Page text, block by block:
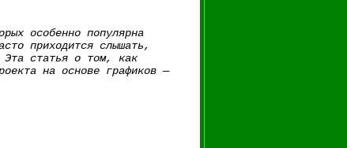
особенно популярна
приходится слышать,
Эта статья о том, как
на основе графиков —